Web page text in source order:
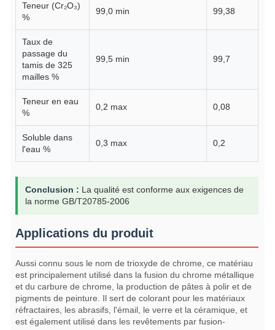
Teneur (Cr₂O₃)
%
99,0 min 99,38
Taux de
passage du
tamis de 325
mailles %
99,5 min 99,7
Teneur en eau
%
0,2 max 0,08
Soluble dans
l'eau %
0,3 max 0,2
Conclusion : La qualité est conforme aux exigences de
la norme GB/T20785-2006
Applications du produit
Aussi connu sous le nom de trioxyde de chrome, ce matériau
est principalement utilisé dans la fusion du chrome métallique
et du carbure de chrome, la production de pâtes à polir et de
pigments de peinture. Il sert de colorant pour les matériaux
réfractaires, les abrasifs, l'émail, le verre et la céramique, et
est également utilisé dans les revêtements par fusion-